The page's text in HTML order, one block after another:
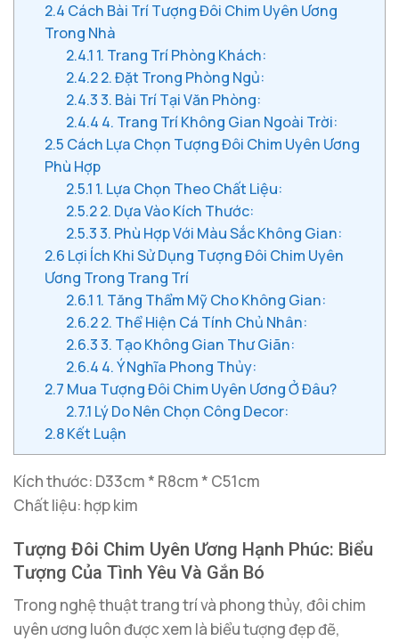
2.4 Cách Bài Trí Tượng Đôi Chim Uyên Ương
Trong Nhà
2.4.1 1. Trang Trí Phòng Khách:
2.4.22. Đặt Trong Phòng Ngủ:
2.4.33. Bài Trí Tại Văn Phòng:
2.4.4 4. Trang Trí Không Gian Ngoài Trời:
2.5 Cách Lựa Chọn Tượng Đôi Chim Uyên Ương
Phù Hợp
2.5.1 1. Lựa Chọn Theo Chất Liệu:
2.5.22. Dựa Vào Kích Thước:
2.5.33. Phù Hợp Với Màu Sắc Không Gian:
2.6 Lợi Ích Khi Sử Dụng Tượng Đôi Chim Uyên
Ương Trong Trang Trí
2.6.1 1. Tăng Thẩm Mỹ Cho Không Gian:
2.6.22. Thể Hiện Cá Tính Chủ Nhân:
2.6.33. Tạo Không Gian Thư Giãn:
2.6.4 4. Ý Nghĩa Phong Thủy:
2.7 Mua Tượng Đôi Chim Uyên Ương Ở Đâu?
2.7.1 Lý Do Nên Chọn Công Decor:
2.8Kết Luận
Kích thước: D33cm * R8cm * C51cm
Chất liệu: hợp kim
Tượng Đôi Chim Uyên Ương Hạnh Phúc: Biểu
Tượng Của Tình Yêu Và Gắn Bó
Trong nghệ thuật trang trí và phong thủy, đôi chim
uyên ương luôn được xem là biểu tượng đẹp đẽ,